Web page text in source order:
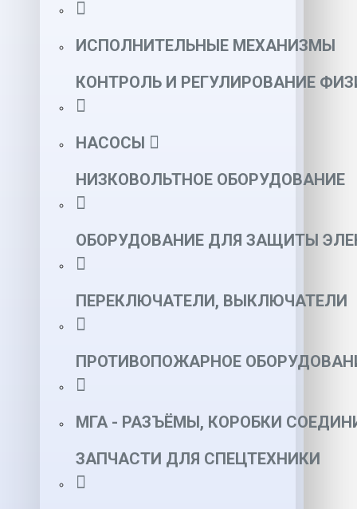
ИСПОЛНИТЕЛЬНЫЕ МЕХАНИЗМЫ
КОНТРОЛЬ И РЕГУЛИРОВАНИЕ
НАСОСЫ
НИЗКОВОЛЬТНОЕ ОБОРУДОВАНИЕ
ОБОРУДОВАНИЕ ДЛЯ ЗАЩИТЫ
ПЕРЕКЛЮЧАТЕЛИ, ВЫКЛЮЧАТЕЛИ
ПРОТИВОПОЖАРНОЕ
МГА - РАЗЪЁМЫ, КОРОБКИ
ЗАПЧАСТИ ДЛЯ СПЕЦТЕХНИКИ